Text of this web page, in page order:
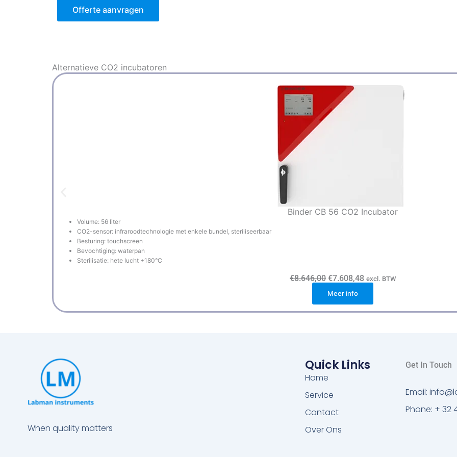
Offerte aanvragen
Alternatieve CO2 incubatoren
Binder CB 56 CO2 Incubator
Volume: 56 liter
CO2-sensor: infraroodtechnologie met enkele bundel, steriliseerbaar
Besturing: touchscreen
Bevochtiging: waterpan
Sterilisatie: hete lucht +180°C
€8.646,00 O
o
r
s
p
i
j
e
p
r
i
j
s
€7.608,48H
u
d
i
s
excl. BTW
Meer info
When quality matters
Quick Links
Home
Service
Contact
Over Ons
Get In Touch
Email:
Phone: + 32